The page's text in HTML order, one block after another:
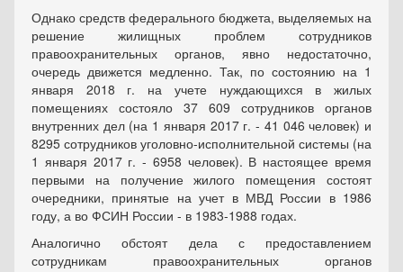
Однако средств федерального бюджета, выделяемых на
решение жилищных проблем сотрудников
правоохранительных органов, явно недостаточно,
очередь движется медленно. Так, по состоянию на 1
января 2018 г. на учете нуждающихся в жилых
помещениях состояло 37 609 сотрудников органов
внутренних дел (на 1 января 2017 г. - 41 046 человек) и
8295 сотрудников уголовно-исполнительной системы (на
1 января 2017 г. - 6958 человек). В настоящее время
первыми на получение жилого помещения состоят
очередники, принятые на учет в МВД России в 1986
году, а во ФСИН России - в 1983-1988 годах.
Аналогично обстоят дела с предоставлением
сотрудникам правоохранительных органов